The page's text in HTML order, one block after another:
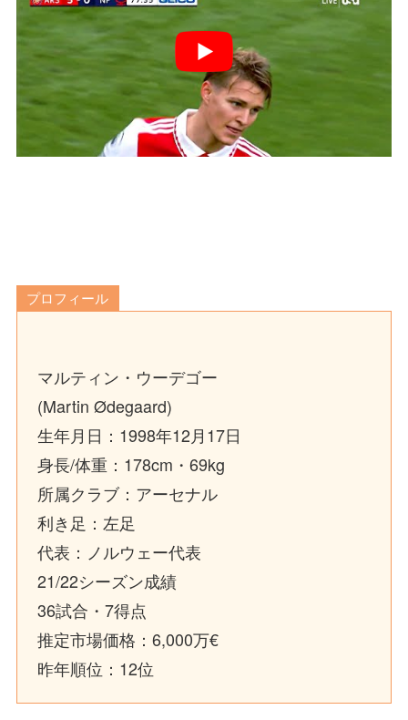
プロフィール
マルティン・ウーデゴー
(Martin Ødegaard)
生年月日：1998年12月17日
身長/体重：178cm・69kg
所属クラブ：アーセナル
利き足：左足
代表：ノルウェー代表
21/22シーズン成績
36試合・7得点
推定市場価格：6,000万€
昨年順位：12位